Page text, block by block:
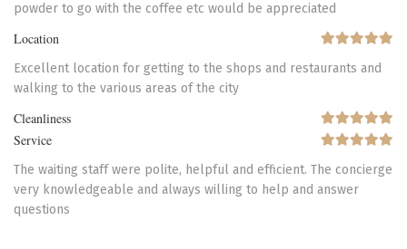
powder to go with the coffee etc would be appreciated
Location
Excellent location for getting to the shops and restaurants and
walking to the various areas of the city
Cleanliness
Service
The waiting staff were polite, helpful and efficient. The concierge
very knowledgeable and always willing to help and answer
questions